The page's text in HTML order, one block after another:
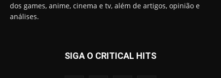
dos games, anime, cinema e tv, além de artigos, opinião e
análises.
SIGA O CRITICAL HITS